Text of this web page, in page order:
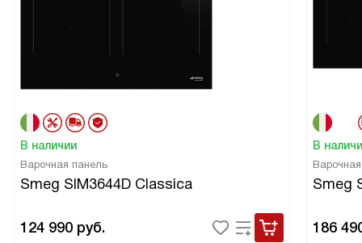
В наличии
Варочная панель
Smeg SIM3644D Classica
124 990 руб.
В
Smeg
186